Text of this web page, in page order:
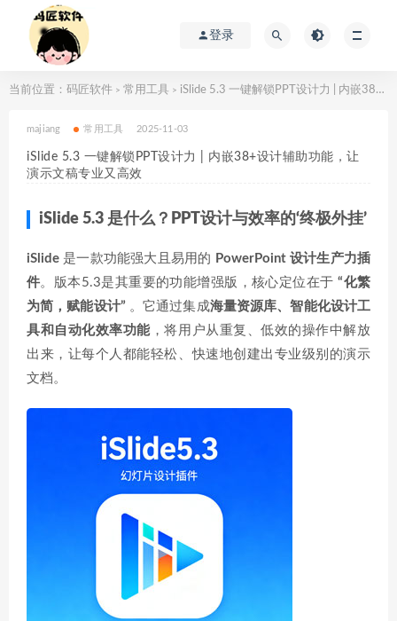
登录
当前位置： 码匠软件 > 常用工具 > iSlide 5.3 一键解锁PPT设计力 | 内嵌38+设计辅助功能，让演示文稿专业又高效
majiang 常用工具 2025-11-03
iSlide 5.3 一键解锁PPT设计力 | 内嵌38+设计辅助功能，让
演示文稿专业又高效
iSlide 5.3 是什么？PPT设计与效率的‘终极外挂’
iSlide 是一款功能强大且易用的 PowerPoint 设计生产力插
件。版本5.3是其重要的功能增强版，核心定位在于“化繁
为简，赋能设计”。它通过集成海量资源库、智能化设计工
具和自动化效率功能，将用户从重复、低效的操作中解放
出来，让每个人都能轻松、快速地创建出专业级别的演示
文档。